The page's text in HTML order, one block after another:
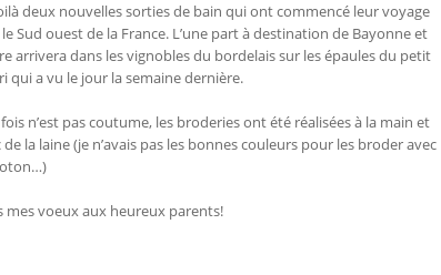
deux nouvelles sorties de bain qui ont commencé leur voyage
Sud ouest de la France. L’une part à destination de Bayonne et
arrivera dans les vignobles du bordelais sur les épaules du petit
qui a vu le jour la semaine dernière.
n’est pas coutume, les broderies ont été réalisées à la main et
de la laine (je n’avais pas les bonnes couleurs pour les broder avec
mes voeux aux heureux parents!